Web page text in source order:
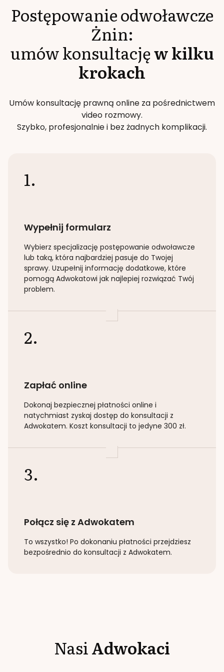
Postępowanie odwoławcze
Żnin:
umów konsultacjęw kilku
krokach
Umów konsultację prawną online za pośrednictwem
video rozmowy.
Szybko, profesjonalnie i bez żadnych komplikacji.
1.
Wypełnij formularz
Wybierz specjalizację postępowanie odwoławcze
lub taką, która najbardziej pasuje do Twojej
sprawy. Uzupełnij informację dodatkowe, które
pomogą Adwokatowi jak najlepiej rozwiązać Twój
problem.
2.
Zapłać online
Dokonaj bezpiecznej płatności online i
natychmiast zyskaj dostęp do konsultacji z
Adwokatem. Koszt konsultacji to jedyne 300 zł.
3.
Połącz się z Adwokatem
To wszystko! Po dokonaniu płatności przejdziesz
bezpośrednio do konsultacji z Adwokatem.
NasiAdwokaci